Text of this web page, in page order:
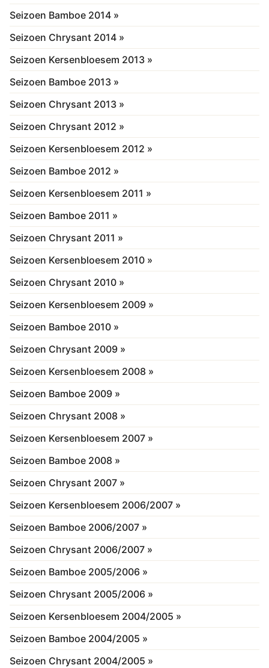
Seizoen Bamboe 2014 »
Seizoen Chrysant 2014 »
Seizoen Kersenbloesem 2013 »
Seizoen Bamboe 2013 »
Seizoen Chrysant 2013 »
Seizoen Chrysant 2012 »
Seizoen Kersenbloesem 2012 »
Seizoen Bamboe 2012 »
Seizoen Kersenbloesem 2011 »
Seizoen Bamboe 2011 »
Seizoen Chrysant 2011 »
Seizoen Kersenbloesem 2010 »
Seizoen Chrysant 2010 »
Seizoen Kersenbloesem 2009 »
Seizoen Bamboe 2010 »
Seizoen Chrysant 2009 »
Seizoen Kersenbloesem 2008 »
Seizoen Bamboe 2009 »
Seizoen Chrysant 2008 »
Seizoen Kersenbloesem 2007 »
Seizoen Bamboe 2008 »
Seizoen Chrysant 2007 »
Seizoen Kersenbloesem 2006/2007 »
Seizoen Bamboe 2006/2007 »
Seizoen Chrysant 2006/2007 »
Seizoen Bamboe 2005/2006 »
Seizoen Chrysant 2005/2006 »
Seizoen Kersenbloesem 2004/2005 »
Seizoen Bamboe 2004/2005 »
Seizoen Chrysant 2004/2005 »